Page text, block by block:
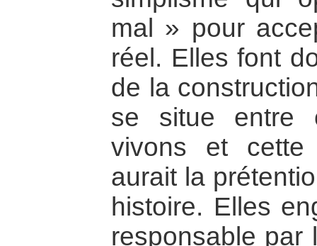
mal » pour
réel. Elles font
de la
se situe entre
vivons et cette
aurait la
histoire. Elles
responsable par